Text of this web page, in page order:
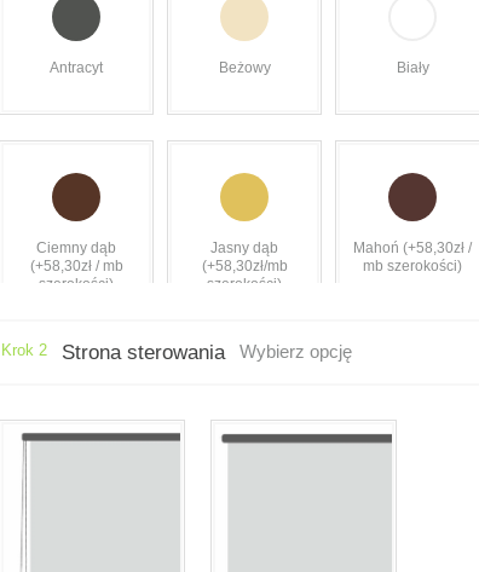
Antracyt Beżowy Biały
Ciemny dąb
(+58,30zł / mb
szerokości)
Jasny dąb
(+58,30zł/mb
szerokości)
Mahoń (+58,30zł /
mb szerokości)
(dopłata 58,30
/ mb szerokości)
Krok 2 Strona sterowania Wybierz opcję